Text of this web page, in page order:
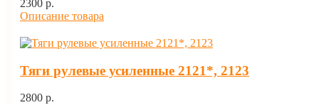
2300 p.
Описание товара
Тяги рулевые усиленные 2121*, 2123
2800 p.